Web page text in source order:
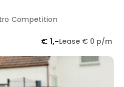
Competition
€ 1,-Lease € 0 p/m